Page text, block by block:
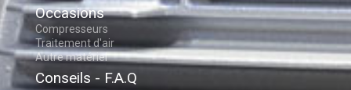
Occasions
Compresseurs
Traitement d'air
Autre matériel
Conseils - F.A.Q